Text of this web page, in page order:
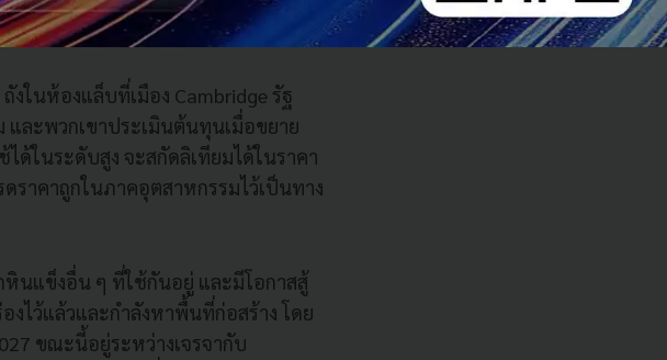
ในห้องแล็บที่เมือง Cambridge รัฐ
และพวกเขาประเมินต้นทุนเมื่อขยาย
ด้ในระดับสูง จะสกัดลิเทียมได้ในราคา
ราคาถูกในภาคอุตสาหกรรมไว้เป็นทาง
หินแข็งอื่น ๆ ที่ใช้กันอยู่ และมีโอกาสสู้
งไว้แล้วและกำลังหาพื้นที่ก่อสร้าง โดย
ขณะนี้อยู่ระหว่างเจรจากับ